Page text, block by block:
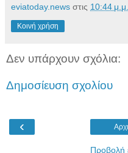
eviatoday.news στις 10:44 μ.μ.
Κοινή χρήση
Δεν υπάρχουν σχόλια:
Δημοσίευση σχολίου
‹
Προβολή